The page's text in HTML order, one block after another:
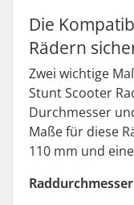
Die
Rädern
Zwei wichtige
Stunt Scooter
Durchmesser
Maße für diese
110 mm und
Raddurchmesser